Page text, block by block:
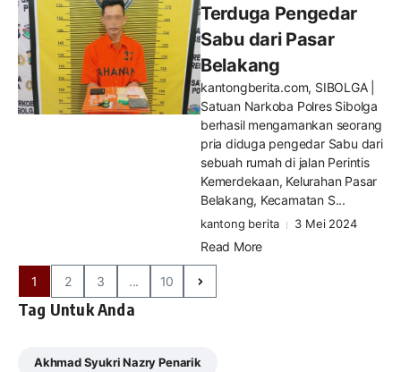
Terduga Pengedar
Sabu dari Pasar
Belakang
kantongberita.com, SIBOLGA |
Satuan Narkoba Polres Sibolga
berhasil mengamankan seorang
pria diduga pengedar Sabu dari
sebuah rumah di jalan Perintis
Kemerdekaan, Kelurahan Pasar
Belakang, Kecamatan S...
kantong berita 3 Mei 2024
Read More
1 2 3 ... 10
Tag Untuk Anda
Akhmad Syukri Nazry Penarik